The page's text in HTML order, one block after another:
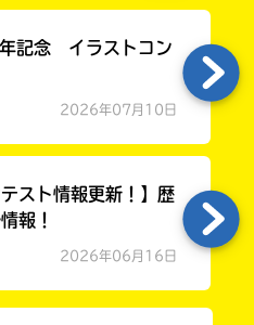
年記念 イラストコン
2026年07月10日
スト情報更新！】歴
報！
2026年06月16日